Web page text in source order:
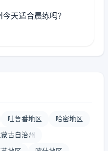
今天适合晨练吗？
吐鲁番地区 哈密地区
古自治州